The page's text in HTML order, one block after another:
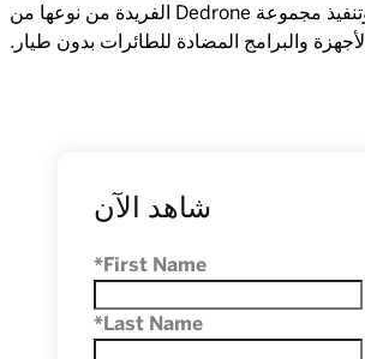
يشرف على تطوير وتنفيذ مجموعة Dedrone الفريدة من نوعها من
الأجهزة والبرامج المضادة للطائرات بدون طيار.
شاهد الآن
First Name
*
Last Name
*